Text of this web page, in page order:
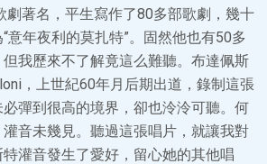
劇著名，平生寫作了80多部歌劇，幾十
意年夜利的莫扎特”。固然他也有50多
我歷來不了解竟這么難聽。布達佩斯
，上世紀60年月后期出道，錄制這張
彈到很高的境界，卻也泠泠可聽。何
音未幾見。聽過這張唱片，就讓我對
灌音發生了愛好，留心她的其他唱